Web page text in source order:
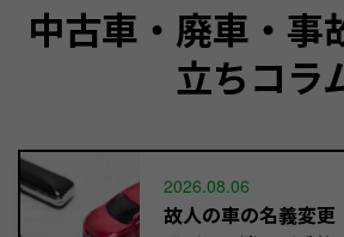
中古車・廃車・事
立ちコラ
2026.08.06
故人の車の名義変更